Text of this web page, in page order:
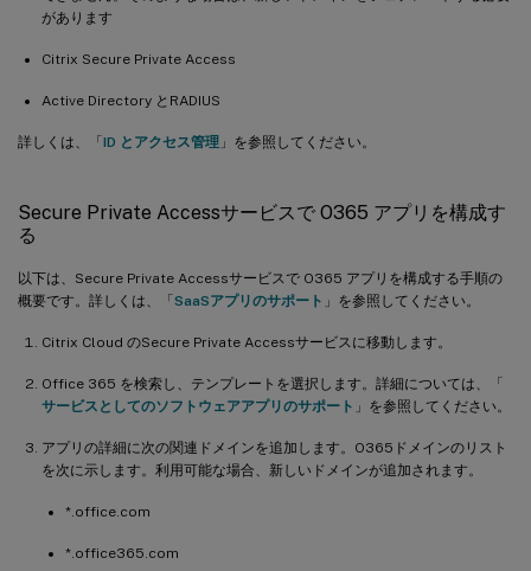
があります
Citrix Secure Private Access
Active Directory とRADIUS
詳しくは、「 ID とアクセス管理 」を参照してください。
Secure Private Accessサービスで O365 アプリを構成す
る
以下は、Secure Private Accessサービスで O365 アプリを構成する手順の
概要です。詳しくは、「 SaaSアプリのサポート 」を参照してください。
Citrix Cloud のSecure Private Accessサービスに移動します。
Office 365 を検索し、テンプレートを選択します。詳細については、「
サービスとしてのソフトウェアアプリのサポート 」を参照してください。
アプリの詳細に次の関連ドメインを追加します。O365ドメインのリスト
を次に示します。利用可能な場合、新しいドメインが追加されます。
*.office.com
*.office365.com